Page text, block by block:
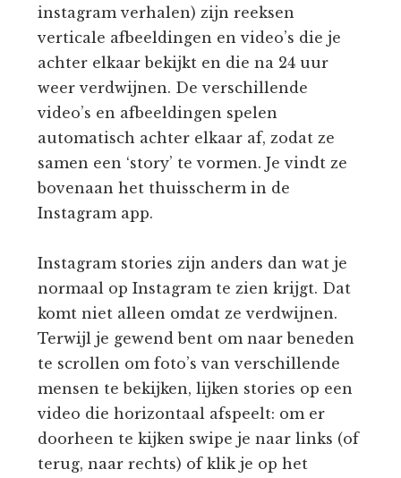
instagram verhalen) zijn reeksen
verticale afbeeldingen en video’s die je
achter elkaar bekijkt en die na 24 uur
weer verdwijnen. De verschillende
video’s en afbeeldingen spelen
automatisch achter elkaar af, zodat ze
samen een ‘story’ te vormen. Je vindt ze
bovenaan het thuisscherm in de
Instagram app.
Instagram stories zijn anders dan wat je
normaal op Instagram te zien krijgt. Dat
komt niet alleen omdat ze verdwijnen.
Terwijl je gewend bent om naar beneden
te scrollen om foto’s van verschillende
mensen te bekijken, lijken stories op een
video die horizontaal afspeelt: om er
doorheen te kijken swipe je naar links (of
terug, naar rechts) of klik je op het